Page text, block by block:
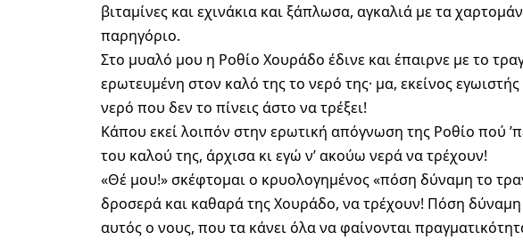
βιταμίνες και εχινάκια και ξάπλωσα, αγκαλιά με τα
παρηγόριο.
Στο μυαλό μου η Ροθίο Χουράδο έδινε και έπαιρνε με το
ερωτευμένη στον καλό της το νερό της· μα, εκείνος
νερό που δεν το πίνεις άστο να τρέξει!
Κάπου εκεί λοιπόν στην ερωτική απόγνωση της Ροθίο πού
του καλού της, άρχισα κι εγώ ν’ ακούω νερά να τρέχουν!
«Θέ μου!» σκέφτομαι ο κρυολογημένος «πόση δύναμη το
δροσερά και καθαρά της Χουράδο, να τρέχουν! Πόση
αυτός ο νους, που τα κάνει όλα να φαίνονται